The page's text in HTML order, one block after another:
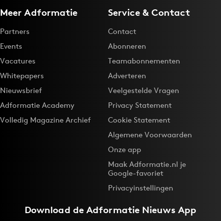
Meer Adformatie
Partners
Events
Vacatures
Whitepapers
Nieuwsbrief
Adformatie Academy
Volledig Magazine Archief
Service & Contact
Contact
Abonneren
Teamabonnementen
Adverteren
Veelgestelde Vragen
Privacy Statement
Cookie Statement
Algemene Voorwaarden
Onze app
Maak Adformatie.nl je
Google-favoriet
Privacyinstellingen
Download deAdformatie Nieuws App